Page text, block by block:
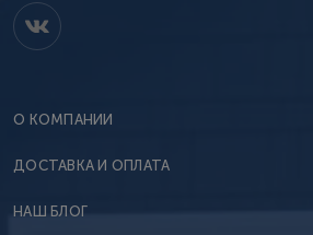
О КОМПАНИИ
ДОСТАВКА И ОПЛАТА
НАШ БЛОГ